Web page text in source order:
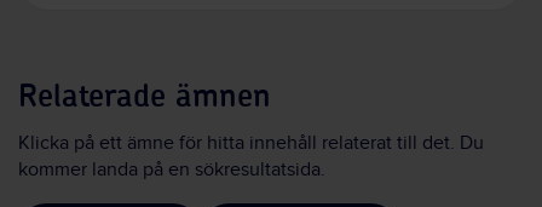
Relaterade ämnen
Klicka på ett ämne för hitta innehåll relaterat till det. Du
kommer landa på en sökresultatsida.